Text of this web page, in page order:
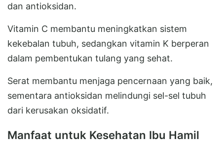
dan antioksidan.
Vitamin C membantu meningkatkan sistem
kekebalan tubuh, sedangkan vitamin K berperan
dalam pembentukan tulang yang sehat.
Serat membantu menjaga pencernaan yang baik,
sementara antioksidan melindungi sel-sel tubuh
dari kerusakan oksidatif.
Manfaat untuk Kesehatan Ibu Hamil